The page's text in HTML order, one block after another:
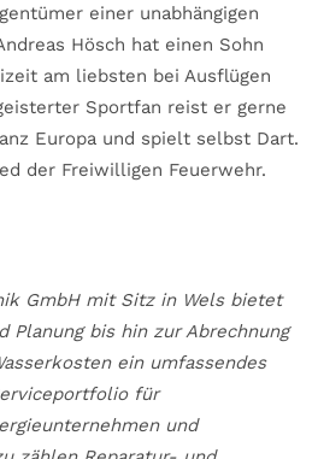
einer unabhängigen
Hösch hat einen Sohn
am liebsten bei Ausflügen
Sportfan reist er gerne
Europa und spielt selbst Dart.
der Freiwilligen Feuerwehr.
GmbH mit Sitz in Wels bietet
Planung bis hin zur Abrechnung
ein umfassendes
für
und